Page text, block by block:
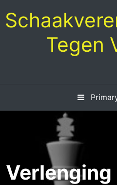
to
content
Tegen
Verlenging